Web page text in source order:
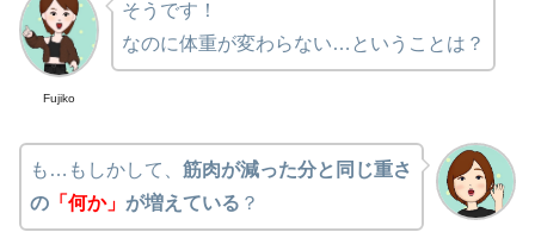
Fujiko
そうです！
なのに体重が変わらない…ということは？
も…もしかして、 筋肉が減った分と同じ重さ
の 「何か」 が増えている ？